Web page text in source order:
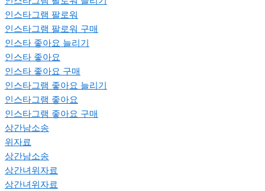
인스타그램 팔로워
인스타그램 팔로워 구매
인스타 좋아요 늘리기
인스타 좋아요
인스타 좋아요 구매
인스타그램 좋아요 늘리기
인스타그램 좋아요
인스타그램 좋아요 구매
상간남소송
위자료
상간남소송
상간녀위자료
상간녀위자료